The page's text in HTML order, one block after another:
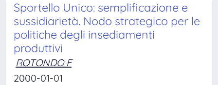
Sportello Unico: semplificazione e
sussidiarietà. Nodo strategico per le
politiche degli insediamenti
produttivi
ROTONDO F
2000-01-01